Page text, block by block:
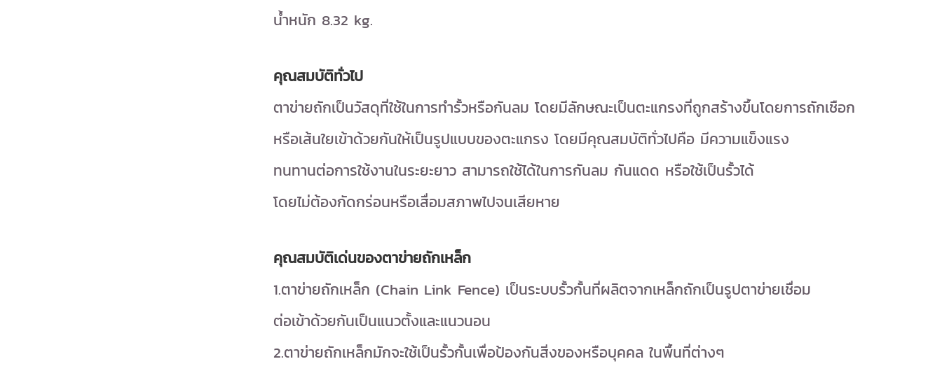
น้ำหนัก 8.32 kg.
คุณสมบัติทั่วไป
ตาข่ายถักเป็นวัสดุที่ใช้ในการทำรั้วหรือกันลม โดยมีลักษณะเป็นตะแกรงที่ถูกสร้างขึ้นโดยการถักเชือก
หรือเส้นใยเข้าด้วยกันให้เป็นรูปแบบของตะแกรง โดยมีคุณสมบัติทั่วไปคือ มีความแข็งแรง
ทนทานต่อการใช้งานในระยะยาว สามารถใช้ได้ในการกันลม กันแดด หรือใช้เป็นรั้วได้
โดยไม่ต้องกัดกร่อนหรือเสื่อมสภาพไปจนเสียหาย
คุณสมบัติเด่นของตาข่ายถักเหล็ก
1.ตาข่ายถักเหล็ก (Chain Link Fence) เป็นระบบรั้วกั้นที่ผลิตจากเหล็กถักเป็นรูปตาข่ายเชื่อม
ต่อเข้าด้วยกันเป็นแนวตั้งและแนวนอน
2.ตาข่ายถักเหล็กมักจะใช้เป็นรั้วกั้นเพื่อป้องกันสิ่งของหรือบุคคล ในพื้นที่ต่างๆ